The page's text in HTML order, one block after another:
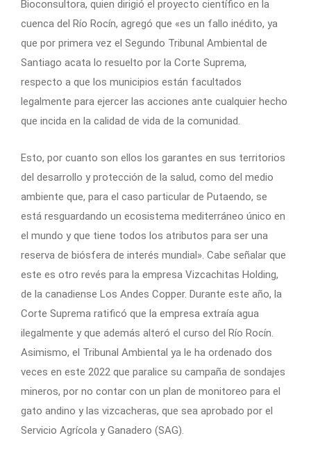
Bioconsultora, quien dirigió el proyecto científico en la
cuenca del Río Rocín, agregó que «es un fallo inédito, ya
que por primera vez el Segundo Tribunal Ambiental de
Santiago acata lo resuelto por la Corte Suprema,
respecto a que los municipios están facultados
legalmente para ejercer las acciones ante cualquier hecho
que incida en la calidad de vida de la comunidad.
Esto, por cuanto son ellos los garantes en sus territorios
del desarrollo y protección de la salud, como del medio
ambiente que, para el caso particular de Putaendo, se
está resguardando un ecosistema mediterráneo único en
el mundo y que tiene todos los atributos para ser una
reserva de biósfera de interés mundial». Cabe señalar que
este es otro revés para la empresa Vizcachitas Holding,
de la canadiense Los Andes Copper. Durante este año, la
Corte Suprema ratificó que la empresa extraía agua
ilegalmente y que además alteró el curso del Río Rocín.
Asimismo, el Tribunal Ambiental ya le ha ordenado dos
veces en este 2022 que paralice su campaña de sondajes
mineros, por no contar con un plan de monitoreo para el
gato andino y las vizcacheras, que sea aprobado por el
Servicio Agrícola y Ganadero (SAG).